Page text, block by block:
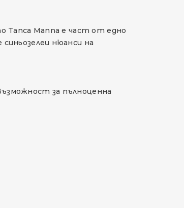
Tanca Manna е част от едно
нюанси на
за пълноценна